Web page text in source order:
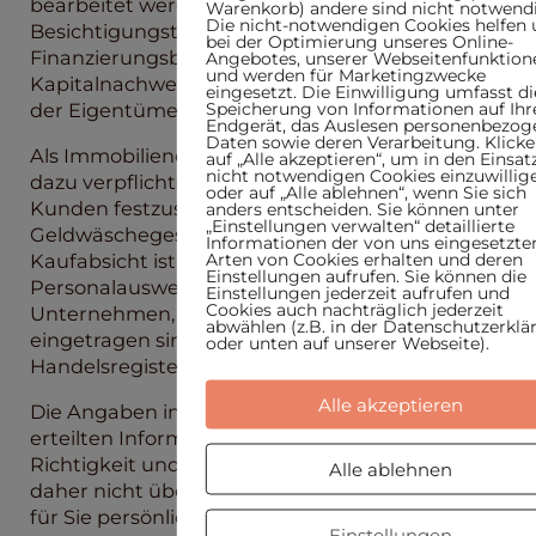
Besichtigungstermin eine
Finanzierungsbestätigung und/oder
Kapitalnachweis vorzulegen. Dies ist der Wunsch
der Eigentümer. Vielen Dank für Ihr Verständnis.
Als Immobiliendienstleister sind wir gesetzlich
dazu verpflichtet, die Identitäten unserer
Kunden festzustellen. § § 1, 2 Abs. 1 Nr. 10, 4 Abs. 3
Geldwäschegesetz (GwG). Bei einer konkreten
Kaufabsicht ist deswegen ein gültiger
Personalausweis auf Verlangen vorzulegen. Bei
Unternehmen, die im Handelsregister
eingetragen sind, ein Auszug aus dem
Handelsregister.
Die Angaben in diesem Exposé beruhen auf uns
erteilten Informationen. Eine Haftung für die
Richtigkeit und Vollständigkeit können wir
daher nicht übernehmen. Dieses Exposé ist nur
für Sie persönlich bestimmt. Eine Weitergabe an
Warenkorb) andere sind nicht
Die nicht-notwendigen Cookies helfen
bei der Optimierung unseres Online-
Angebotes, unserer
und werden für Marketingzwecke
eingesetzt. Die Einwilligung umfasst
Speicherung von Informationen auf
Endgerät, das Auslesen
Daten sowie deren Verarbeitung.
auf „Alle akzeptieren“, um in den
nicht notwendigen Cookies
oder auf „Alle ablehnen“, wenn Sie sich
anders entscheiden. Sie können unter
„Einstellungen verwalten“ detaillierte
Informationen der von uns
Arten von Cookies erhalten und deren
Einstellungen aufrufen. Sie können die
Einstellungen jederzeit aufrufen und
Cookies auch nachträglich jederzeit
abwählen (z.B. in der
oder unten auf unserer Webseite).
Alle akzeptieren
Alle ablehnen